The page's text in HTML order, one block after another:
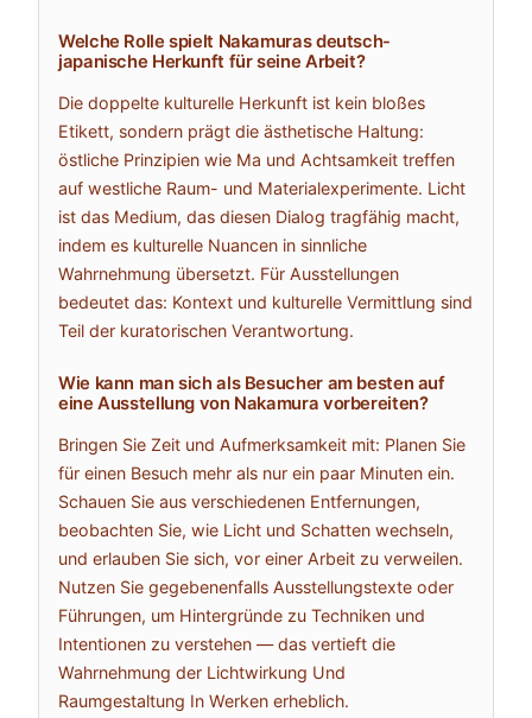
Welche Rolle spielt Nakamuras deutsch-
japanische Herkunft für seine Arbeit?
Die doppelte kulturelle Herkunft ist kein bloßes
Etikett, sondern prägt die ästhetische Haltung:
östliche Prinzipien wie Ma und Achtsamkeit treffen
auf westliche Raum- und Materialexperimente. Licht
ist das Medium, das diesen Dialog tragfähig macht,
indem es kulturelle Nuancen in sinnliche
Wahrnehmung übersetzt. Für Ausstellungen
bedeutet das: Kontext und kulturelle Vermittlung sind
Teil der kuratorischen Verantwortung.
Wie kann man sich als Besucher am besten auf
eine Ausstellung von Nakamura vorbereiten?
Bringen Sie Zeit und Aufmerksamkeit mit: Planen Sie
für einen Besuch mehr als nur ein paar Minuten ein.
Schauen Sie aus verschiedenen Entfernungen,
beobachten Sie, wie Licht und Schatten wechseln,
und erlauben Sie sich, vor einer Arbeit zu verweilen.
Nutzen Sie gegebenenfalls Ausstellungstexte oder
Führungen, um Hintergründe zu Techniken und
Intentionen zu verstehen — das vertieft die
Wahrnehmung der Lichtwirkung Und
Raumgestaltung In Werken erheblich.